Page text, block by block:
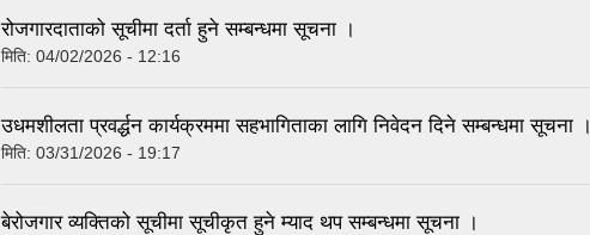
रोजगारदाताको सूचीमा दर्ता हुने सम्बन्धमा सूचना ।
मिति: 04/02/2026 - 12:16
उधमशीलता प्रवर्द्धन कार्यक्रममा सहभागिताका लागि निवेदन दिने सम्बन्धमा सूचना ।
मिति: 03/31/2026 - 19:17
बेरोजगार व्यक्तिको सूचीमा सूचीकृत हुने म्याद थप सम्बन्धमा सूचना ।